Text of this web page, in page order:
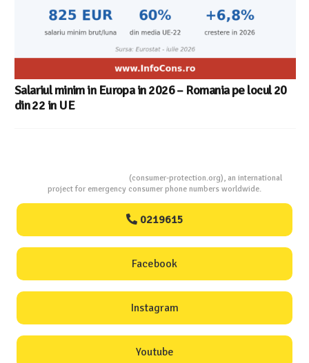
Salariul minim in Europa in 2026 – Romania pe locul 20
din 22 in UE
(consumer-protection.org), an international
project for emergency consumer phone numbers worldwide.
0219615
Facebook
Instagram
Youtube